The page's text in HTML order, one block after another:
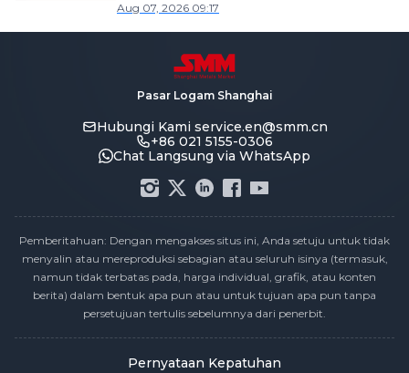
Aug 07, 2026 09:17
Pasar Logam Shanghai
Hubungi Kami service.en@smm.cn
+86 021 5155-0306
Chat Langsung via WhatsApp
Pemberitahuan: Dengan mengakses situs ini, Anda setuju untuk tidak
menyalin atau mereproduksi sebagian atau seluruh isinya (termasuk,
namun tidak terbatas pada, harga individual, grafik, atau konten
berita) dalam bentuk apa pun atau untuk tujuan apa pun tanpa
persetujuan tertulis sebelumnya dari penerbit.
Pernyataan Kepatuhan